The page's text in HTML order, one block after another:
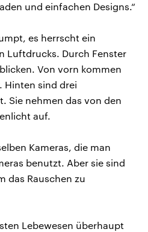
und einfachen Designs.“
es herrscht ein
Luftdrucks. Durch Fenster
Von vorn kommen
Hinten sind drei
Sie nehmen das von den
auf.
Kameras, die man
benutzt. Aber sie sind
das Rauschen zu
Lebewesen überhaupt